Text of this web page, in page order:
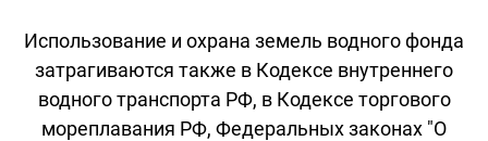
Использование и охрана земель водного фонда
затрагиваются также в Кодексе внутреннего
водного транспорта РФ, в Кодексе торгового
мореплавания РФ, Федеральных законах "О